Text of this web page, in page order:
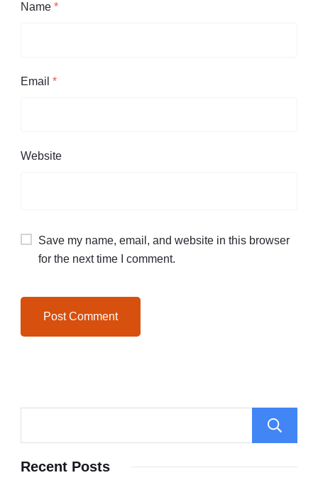
Name *
Email *
Website
Save my name, email, and website in this browser
for the next time I comment.
Recent Posts